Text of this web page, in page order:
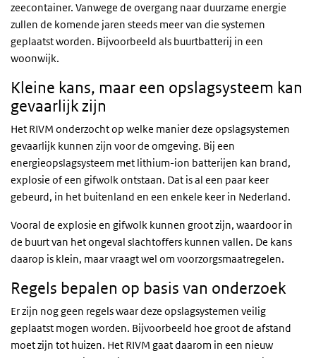
zeecontainer. Vanwege de overgang naar duurzame energie
zullen de komende jaren steeds meer van die systemen
geplaatst worden. Bijvoorbeeld als buurtbatterij in een
woonwijk.
Kleine kans, maar een opslagsysteem kan
gevaarlijk zijn
Het RIVM onderzocht op welke manier deze opslagsystemen
gevaarlijk kunnen zijn voor de omgeving. Bij een
energieopslagsysteem met lithium-ion batterijen kan brand,
explosie of een gifwolk ontstaan. Dat is al een paar keer
gebeurd, in het buitenland en een enkele keer in Nederland.
Vooral de explosie en gifwolk kunnen groot zijn, waardoor in
de buurt van het ongeval slachtoffers kunnen vallen. De kans
daarop is klein, maar vraagt wel om voorzorgsmaatregelen.
Regels bepalen op basis van onderzoek
Er zijn nog geen regels waar deze opslagsystemen veilig
geplaatst mogen worden. Bijvoorbeeld hoe groot de afstand
moet zijn tot huizen. Het RIVM gaat daarom in een nieuw